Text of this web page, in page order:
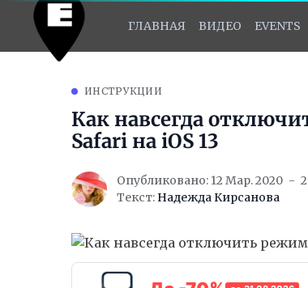
ГЛАВНАЯ ВИДЕО EVENTS
ИНСТРУКЦИИ
Как навсегда
Safari на iOS 13
Опубликовано: 12 Мар. 2020
Текст: Надежда Кирсанова